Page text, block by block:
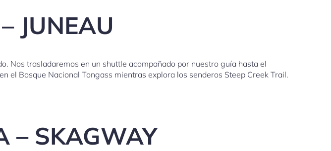
JUNEAU
Nos trasladaremos en un shuttle acompañado por nuestro guía hasta el
el Bosque Nacional Tongass mientras explora los senderos Steep Creek Trail.
– SKAGWAY